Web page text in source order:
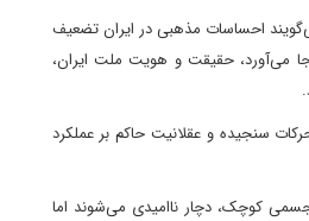
احساسات مذهبی در ایران تضعیف
می‌آورد،‌ حقیقت و هویت ملت ایران،
سنجیده و عقلانیت حاکم بر عملکرد
جسمی کوچک، دچار ناامیدی می‌شوند اما